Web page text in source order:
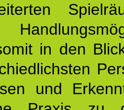
in den
und